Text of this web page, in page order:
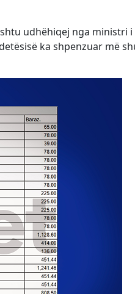
udhëhiqej nga ministri i
ka shpenzuar më